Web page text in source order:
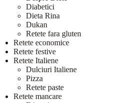
Diabetici
Dieta Rina
Dukan
Retete fara gluten
Retete economice
Retete festive
Retete Italiene
Dulciuri Italiene
Pizza
Retete paste
Retete mancare